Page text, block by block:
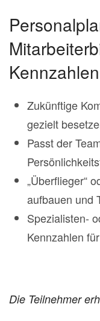
Zukünftige
gezielt
Passt der
„Überflieger“
aufbauen und
Spezialisten-
Kennzahlen
Die Teilnehmer